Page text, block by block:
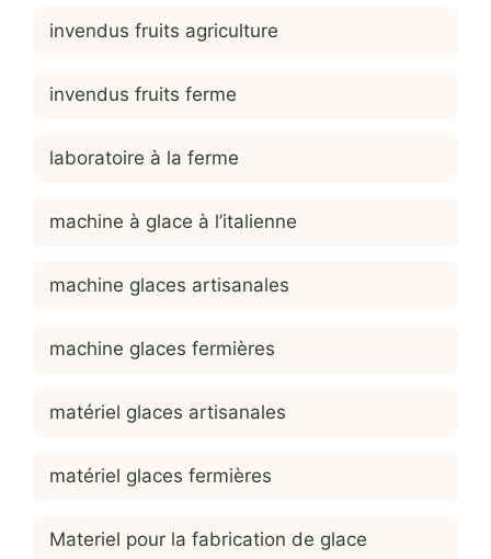
invendus fruits agriculture
invendus fruits ferme
laboratoire à la ferme
machine à glace à l’italienne
machine glaces artisanales
machine glaces fermières
matériel glaces artisanales
matériel glaces fermières
Materiel pour la fabrication de glace